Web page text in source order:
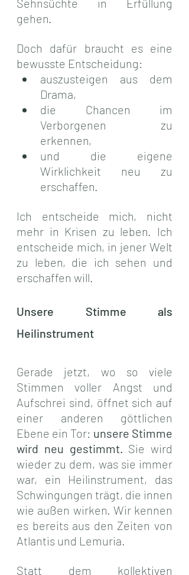
gehen.
Doch dafür braucht es eine
bewusste Entscheidung:
auszusteigen aus dem
Drama,
die Chancen im
Verborgenen zu
erkennen,
und die eigene
Wirklichkeit neu zu
erschaffen.
Ich entscheide mich, nicht
mehr in Krisen zu leben. Ich
entscheide mich, in jener Welt
zu leben, die ich sehen und
erschaffen will.
Unsere Stimme als
Heilinstrument
Gerade jetzt, wo so viele
Stimmen voller Angst und
Aufschrei sind, öffnet sich auf
einer anderen göttlichen
Ebene ein Tor: unsere Stimme
wird neu gestimmt. Sie wird
wieder zu dem, was sie immer
war, ein Heilinstrument, das
Schwingungen trägt, die innen
wie außen wirken. Wir kennen
es bereits aus den Zeiten von
Atlantis und Lemuria.
Statt dem kollektiven